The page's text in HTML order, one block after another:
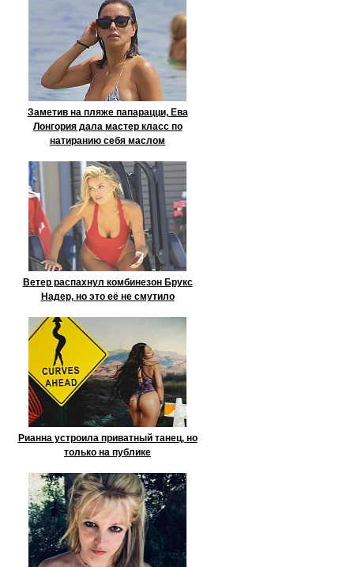
Заметив на пляже папарацци, Ева
Лонгория дала мастер класс по
натиранию себя маслом
Ветер распахнул комбинезон Брукс
Надер, но это её не смутило
Рианна устроила приватный танец, но
только на публике